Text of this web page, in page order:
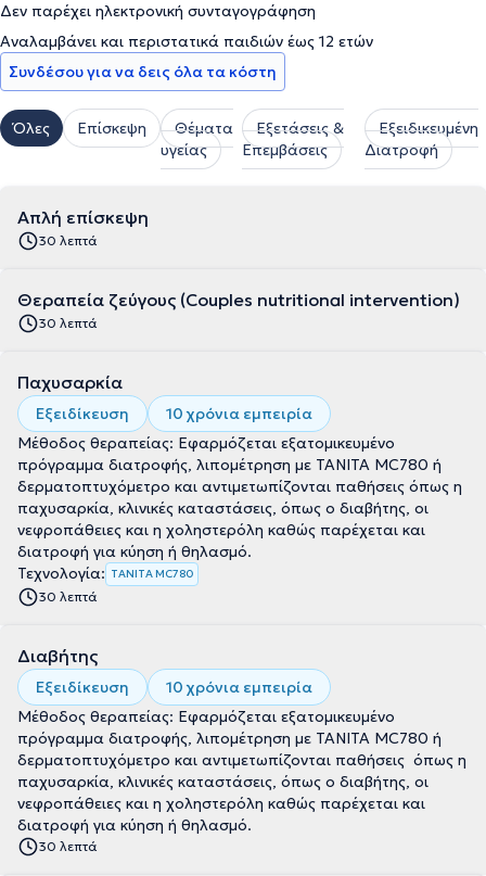
Δεν παρέχει ηλεκτρονική συνταγογράφηση
Αναλαμβάνει και περιστατικά παιδιών έως 12 ετών
Συνδέσου για να δεις όλα τα κόστη
Όλες Επίσκεψη
Θέματα
υγείας
Εξετάσεις &
Επεμβάσεις
Εξειδικευμένη
Διατροφή
Απλή επίσκεψη
30 λεπτά
Θεραπεία ζεύγους (Couples nutritional intervention)
30 λεπτά
Παχυσαρκία
Εξειδίκευση
10 χρόνια εμπειρία
Μέθοδος θεραπείας: Εφαρμόζεται εξατομικευμένο
πρόγραμμα διατροφής, λιπομέτρηση με TANITA MC780 ή
δερματοπτυχόμετρο και αντιμετωπίζονται παθήσεις όπως η
παχυσαρκία, κλινικές καταστάσεις, όπως ο διαβήτης, οι
νεφροπάθειες και η χοληστερόλη καθώς παρέχεται και
διατροφή για κύηση ή θηλασμό.
Τεχνολογία: TANITA MC780
30 λεπτά
Διαβήτης
Εξειδίκευση
10 χρόνια εμπειρία
Μέθοδος θεραπείας: Εφαρμόζεται εξατομικευμένο
πρόγραμμα διατροφής, λιπομέτρηση με TANITA MC780 ή
δερματοπτυχόμετρο και αντιμετωπίζονται παθήσεις όπως η
παχυσαρκία, κλινικές καταστάσεις, όπως ο διαβήτης, οι
νεφροπάθειες και η χοληστερόλη καθώς παρέχεται και
διατροφή για κύηση ή θηλασμό.
30 λεπτά